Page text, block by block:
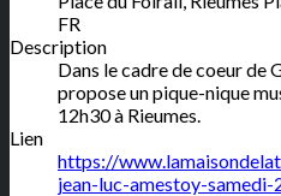
FR
Description
Dans le cadre de coeur de
propose un pique-nique
12h30 à Rieumes.
Lien
https://
jean-luc-amestoy-